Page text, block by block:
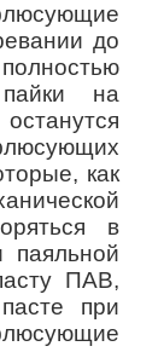
до
на
как
в
паяльной
ПАВ,
при